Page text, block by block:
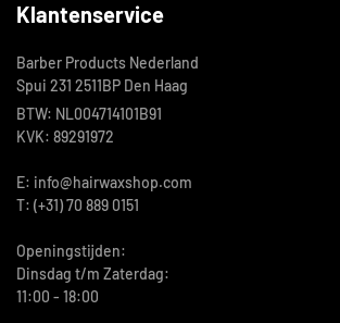
Klantenservice
Barber Products Nederland
Spui 231 2511BP Den Haag
BTW: NL004714101B91
KVK: 89291972
E: info@hairwaxshop.com
T: (+31) 70 889 0151
Openingstijden:
Dinsdag t/m Zaterdag:
11:00 - 18:00